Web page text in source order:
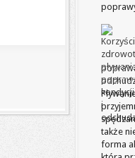
także
forma